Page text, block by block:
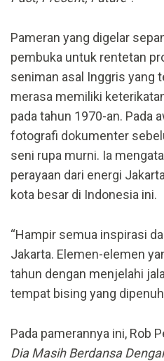
Pameran yang digelar
pembuka untuk rentetan
seniman asal Inggris yang
merasa memiliki
pada tahun 1970-an. Pada
fotografi dokumenter
seni rupa murni. Ia
perayaan dari energi
kota besar di Indonesia ini.
“Hampir semua inspirasi
Jakarta. Elemen-elemen
tahun dengan menjelahi
tempat bising yang
Pada pamerannya ini, Rob
Dia Masih Berdansa